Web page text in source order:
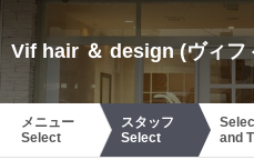
Vif hair ＆ design (ヴィフ
メニュー
Select
スタッフ
Select
and